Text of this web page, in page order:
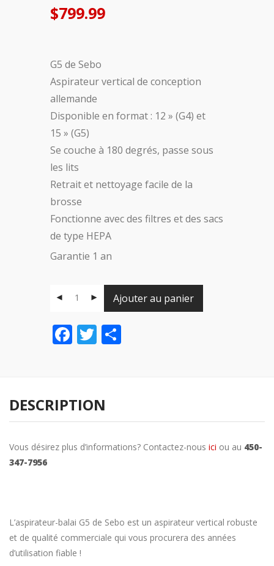
$799.99
G5 de Sebo
Aspirateur vertical de conception
allemande
Disponible en format : 12 » (G4) et
15 » (G5)
Se couche à 180 degrés, passe sous
les lits
Retrait et nettoyage facile de la
brosse
Fonctionne avec des filtres et des sacs
de type HEPA
Garantie 1 an
Ajouter au panier
Facebook
Twitter
Share
DESCRIPTION
Vous désirez plus d’informations? Contactez-nous ici ou au 450-
347-7956
L’aspirateur-balai G5 de Sebo est un aspirateur vertical robuste
et de qualité commerciale qui vous procurera des années
d’utilisation fiable !